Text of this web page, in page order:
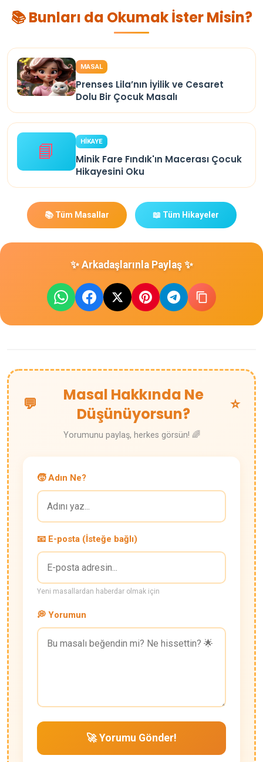
📚 Bunları da Okumak İster Misin?
MASAL
Prenses Lila’nın İyilik ve Cesaret
Dolu Bir Çocuk Masalı
📘 HİKAYE
Minik Fare Fındık'ın Macerası Çocuk
Hikayesini Oku
📚 Tüm Masallar 📖 Tüm Hikayeler
✨ Arkadaşlarınla Paylaş ✨
💬
Masal Hakkında Ne
Düşünüyorsun?
⭐
Yorumunu paylaş, herkes görsün! 🌈
🧒 Adın Ne?
📧 E-posta (İsteğe bağlı)
Yeni masallardan haberdar olmak için
💭 Yorumun
🚀 Yorumu Gönder!